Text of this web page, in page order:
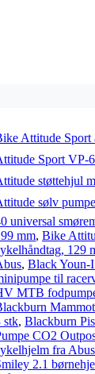
Attitude Sport
Sport VP-
støttehjul
sølv
universal
mm, Bike
129
, Black Youn-
til
MTB
stk, Blackburn
CO2
fra Abus
2.1